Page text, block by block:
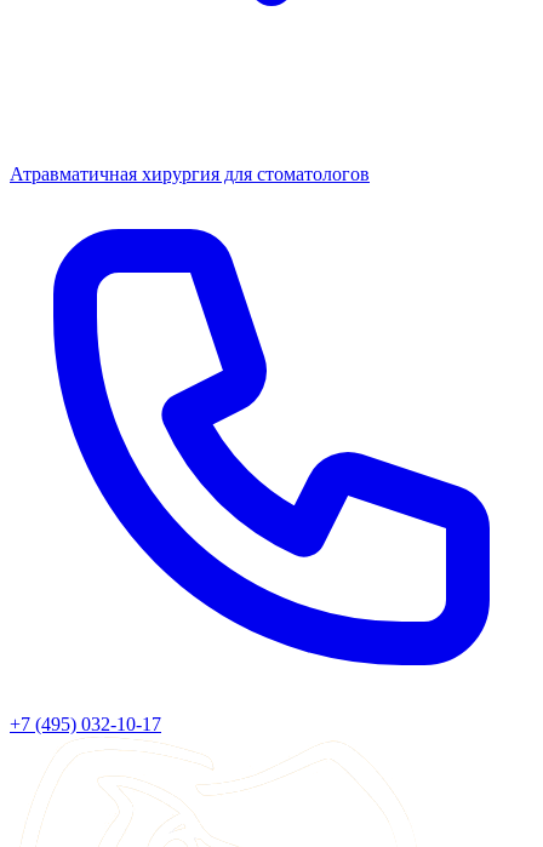
Атравматичная хирургия для стоматологов
+7 (495) 032-10-17